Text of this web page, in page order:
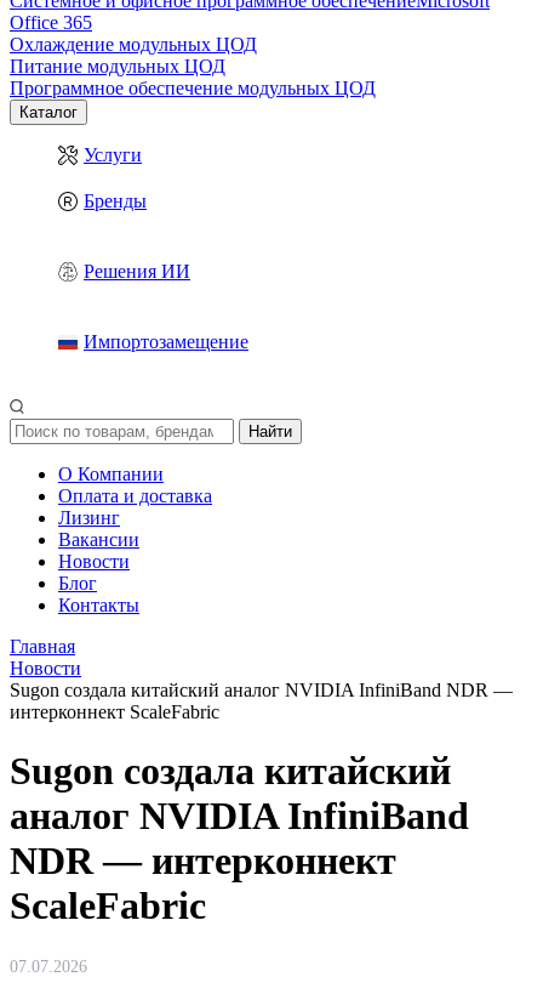
Office 365
Охлаждение модульных ЦОД
Питание модульных ЦОД
Программное обеспечение модульных ЦОД
Каталог
Услуги
Бренды
Решения ИИ
Импортозамещение
Найти
О Компании
Оплата и доставка
Лизинг
Вакансии
Новости
Блог
Контакты
Главная
Новости
Sugon создала китайский аналог NVIDIA InfiniBand NDR —
интерконнект ScaleFabric
Sugon создала китайский
аналог NVIDIA InfiniBand
NDR — интерконнект
ScaleFabric
07.07.2026